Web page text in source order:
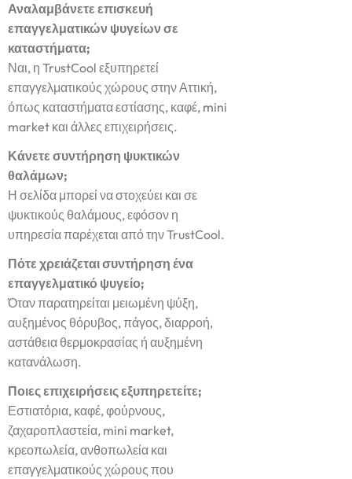
Αναλαμβάνετε επισκευή
επαγγελματικών ψυγείων σε
καταστήματα;
Ναι, η TrustCool εξυπηρετεί
επαγγελματικούς χώρους στην Αττική,
όπως καταστήματα εστίασης, καφέ, mini
market και άλλες επιχειρήσεις.
Κάνετε συντήρηση ψυκτικών
θαλάμων;
Η σελίδα μπορεί να στοχεύει και σε
ψυκτικούς θαλάμους, εφόσον η
υπηρεσία παρέχεται από την TrustCool.
Πότε χρειάζεται συντήρηση ένα
επαγγελματικό ψυγείο;
Όταν παρατηρείται μειωμένη ψύξη,
αυξημένος θόρυβος, πάγος, διαρροή,
αστάθεια θερμοκρασίας ή αυξημένη
κατανάλωση.
Ποιες επιχειρήσεις εξυπηρετείτε;
Εστιατόρια, καφέ, φούρνους,
ζαχαροπλαστεία, mini market,
κρεοπωλεία, ανθοπωλεία και
επαγγελματικούς χώρους που